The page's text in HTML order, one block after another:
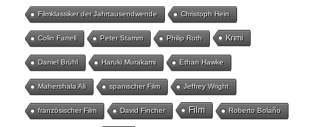
Filmklassiker der Jahrtausendwende Christoph Hein
Colin Farrell Peter Stamm Philip Roth Krimi
Daniel Brühl Haruki Murakami Ethan Hawke
Mahershala Ali spanischer Film Jeffrey Wright
französischer Film David Fincher Film Roberto Bolaño